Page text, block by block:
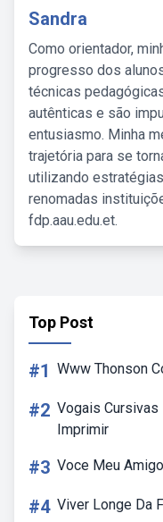
Sandra
Como orientador,
progresso dos
técnicas
autênticas e são
entusiasmo. Minha
trajetória para se
utilizando
renomadas
fdp.aau.edu.et.
Top Post
#1 Www Thonson
#2 Vogais Cursivas
Imprimir
#3 Voce Meu
#4 Viver Longe Da